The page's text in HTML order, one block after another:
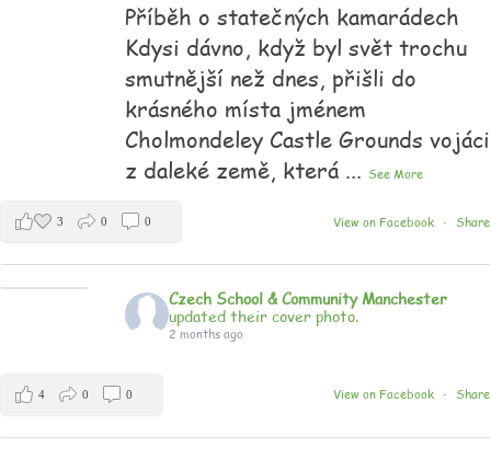
Příběh o statečných kamarádech
Kdysi dávno, když byl svět trochu
smutnější než dnes, přišli do
krásného místa jménem
Cholmondeley Castle Grounds vojáci
z daleké země, která ... See More
View on Facebook · Share
3 0 0
Czech School & Community Manchester
updated their cover photo.
2 months ago
View on Facebook · Share
4 0 0